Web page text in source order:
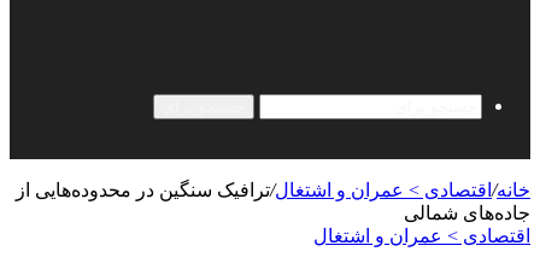
خانه/ اقتصادی > عمران و اشتغال/ترافیک سنگین در محدوده‌هایی از
جاده‌های شمالی
اقتصادی > عمران و اشتغال